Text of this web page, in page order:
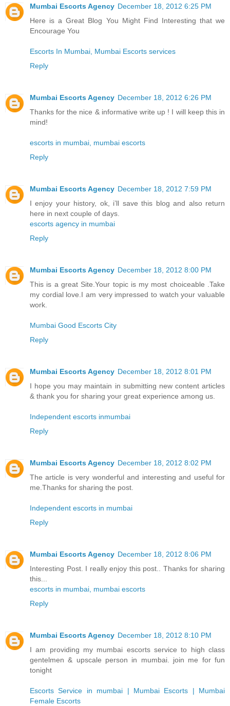
Mumbai Escorts Agency December 18, 2012 6:25 PM
Here is a Great Blog You Might Find Interesting that we
Encourage You
Escorts In Mumbai, Mumbai Escorts services
Reply
Mumbai Escorts Agency December 18, 2012 6:26 PM
Thanks for the nice & informative write up ! I will keep this in
mind!
escorts in mumbai, mumbai escorts
Reply
Mumbai Escorts Agency December 18, 2012 7:59 PM
I enjoy your history, ok, i’ll save this blog and also return
here in next couple of days.
escorts agency in mumbai
Reply
Mumbai Escorts Agency December 18, 2012 8:00 PM
This is a great Site.Your topic is my most choiceable .Take
my cordial love.I am very impressed to watch your valuable
work.
Mumbai Good Escorts City
Reply
Mumbai Escorts Agency December 18, 2012 8:01 PM
I hope you may maintain in submitting new content articles
& thank you for sharing your great experience among us.
Independent escorts inmumbai
Reply
Mumbai Escorts Agency December 18, 2012 8:02 PM
The article is very wonderful and interesting and useful for
me.Thanks for sharing the post.
Independent escorts in mumbai
Reply
Mumbai Escorts Agency December 18, 2012 8:06 PM
Interesting Post. I really enjoy this post.. Thanks for sharing
this...
escorts in mumbai, mumbai escorts
Reply
Mumbai Escorts Agency December 18, 2012 8:10 PM
I am providing my mumbai escorts service to high class
gentelmen & upscale person in mumbai. join me for fun
tonight
Escorts Service in mumbai | Mumbai Escorts | Mumbai
Female Escorts